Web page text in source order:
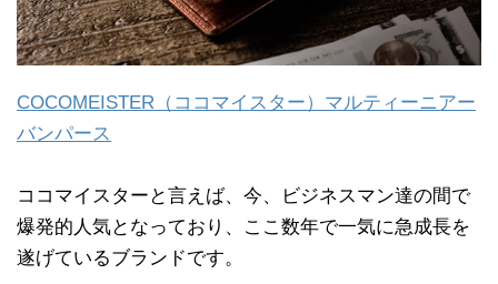
COCOMEISTER（ココマイスター）マルティーニアー
バンパース
ココマイスターと言えば、今、ビジネスマン達の間で
爆発的人気となっており、ここ数年で一気に急成長を
遂げているブランドです。